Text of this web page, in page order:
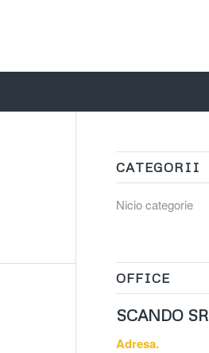
CATEGORII
Nicio categorie
OFFICE
SCANDO SR
Adresa.